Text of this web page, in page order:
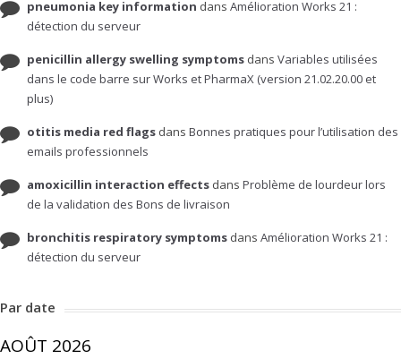
pneumonia key information dans Amélioration Works 21 :
détection du serveur
penicillin allergy swelling symptoms dans Variables utilisées
dans le code barre sur Works et PharmaX (version 21.02.20.00 et
plus)
otitis media red flags dans Bonnes pratiques pour l’utilisation des
emails professionnels
amoxicillin interaction effects dans Problème de lourdeur lors
de la validation des Bons de livraison
bronchitis respiratory symptoms dans Amélioration Works 21 :
détection du serveur
Par date
AOÛT 2026